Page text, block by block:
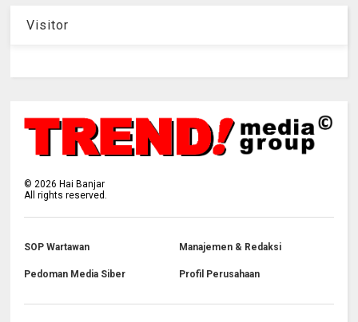
Visitor
© 2026 Hai Banjar
All rights reserved.
SOP Wartawan Manajemen & Redaksi
Pedoman Media Siber Profil Perusahaan